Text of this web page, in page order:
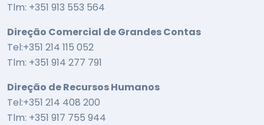
Tlm: +351 913 553 564
Direção Comercial de Grandes Contas
Tel:+351 214 115 052
Tlm: +351 914 277 791
Direção de Recursos Humanos
Tel:+351 214 408 200
Tlm: +351 917 755 944